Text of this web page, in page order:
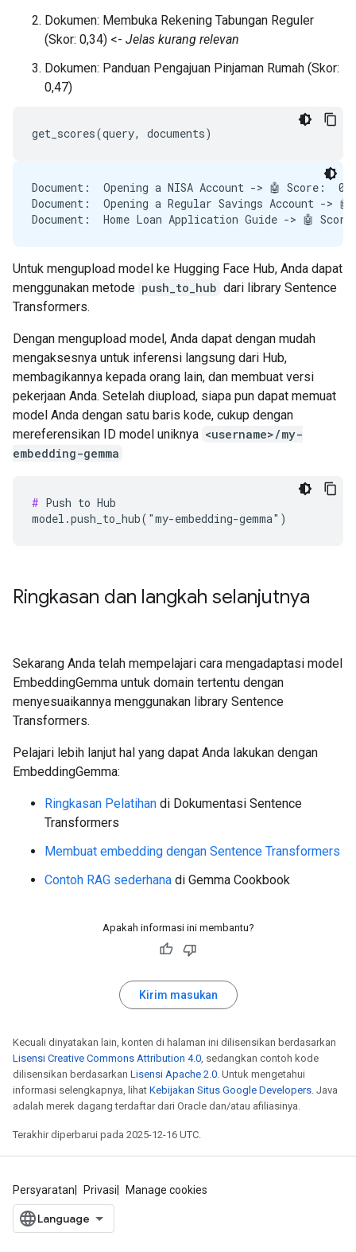
Dokumen: Membuka Rekening Tabungan Reguler
(Skor: 0,34) <- Jelas kurang relevan
Dokumen: Panduan Pengajuan Pinjaman Rumah (Skor:
0,47)
Document:  Opening a NISA Account -> 🤖 Score:
Document:  Opening a Regular Savings Account ->
Untuk mengupload model ke Hugging Face Hub, Anda dapat
menggunakan metode push_to_hub dari library Sentence
Transformers.
Dengan mengupload model, Anda dapat dengan mudah
mengaksesnya untuk inferensi langsung dari Hub,
membagikannya kepada orang lain, dan membuat versi
pekerjaan Anda. Setelah diupload, siapa pun dapat memuat
model Anda dengan satu baris kode, cukup dengan
mereferensikan ID model uniknya <username>/my-
embedding-gemma
# Push to Hub
Ringkasan dan langkah selanjutnya
Sekarang Anda telah mempelajari cara mengadaptasi model
EmbeddingGemma untuk domain tertentu dengan
menyesuaikannya menggunakan library Sentence
Transformers.
Pelajari lebih lanjut hal yang dapat Anda lakukan dengan
EmbeddingGemma:
Ringkasan Pelatihan di Dokumentasi Sentence
Transformers
Membuat embedding dengan Sentence Transformers
Contoh RAG sederhana di Gemma Cookbook
Apakah informasi ini membantu?
Kirim masukan
Kecuali dinyatakan lain, konten di halaman ini dilisensikan berdasarkan
Lisensi Creative Commons Attribution 4.0, sedangkan contoh kode
dilisensikan berdasarkan Lisensi Apache 2.0. Untuk mengetahui
informasi selengkapnya, lihat Kebijakan Situs Google Developers. Java
adalah merek dagang terdaftar dari Oracle dan/atau afiliasinya.
Terakhir diperbarui pada 2025-12-16 UTC.
Persyaratan Privasi Manage cookies